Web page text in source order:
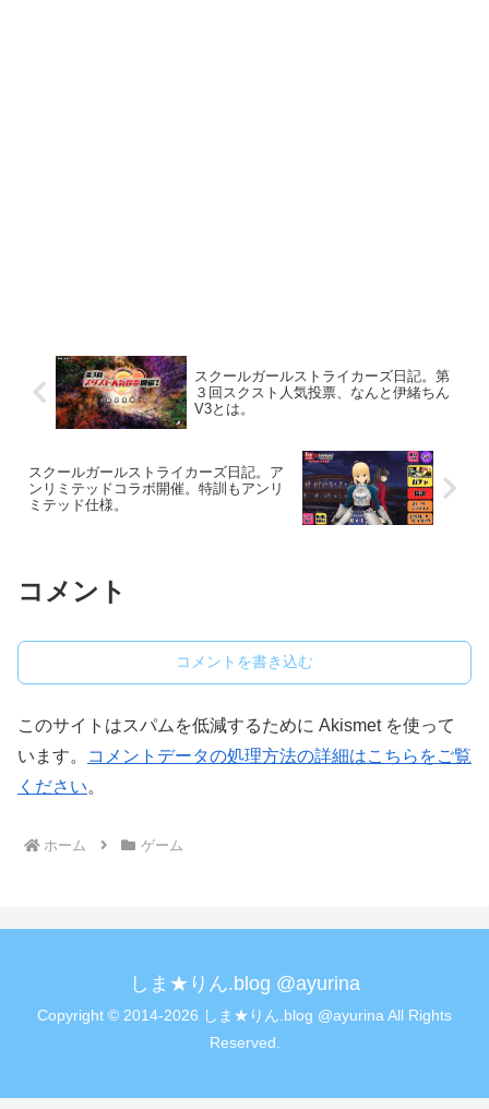
スクールガールストライカーズ日記。第
３回スクスト人気投票、なんと伊緒ちん
V3とは。
スクールガールストライカーズ日記。ア
ンリミテッドコラボ開催。特訓もアンリ
ミテッド仕様。
コメント
コメントを書き込む
このサイトはスパムを低減するために Akismet を使って
います。
コメントデータの処理方法の詳細はこちらをご覧
ください。
ホーム ゲーム
しま★りん.blog @ayurina
Copyright © 2014-2026 しま★りん.blog @ayurina All Rights
Reserved.